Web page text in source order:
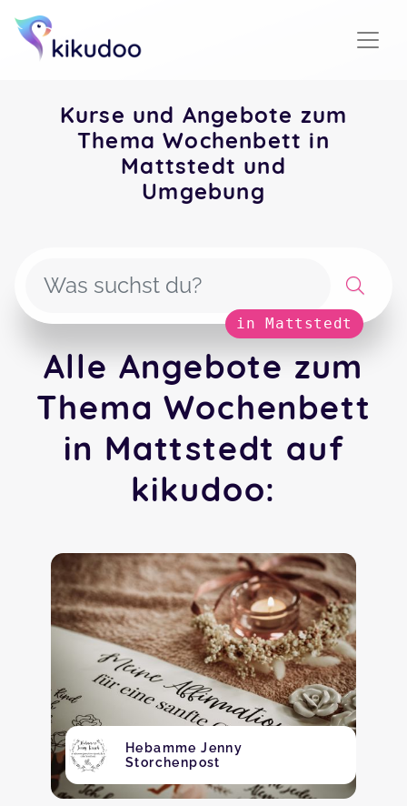
Kurse und Angebote zum
Thema Wochenbett in
Mattstedt und
Umgebung
in Mattstedt
Alle Angebote zum
Thema Wochenbett
in Mattstedt auf
kikudoo:
Hebamme Jenny
Storchenpost